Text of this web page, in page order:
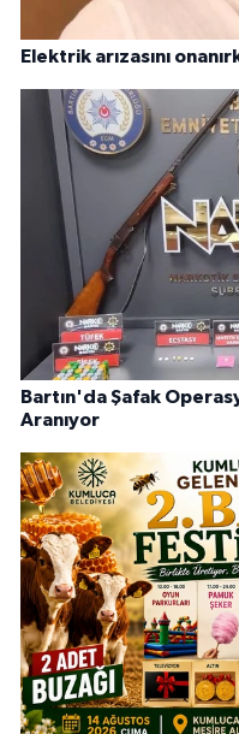
Elektrik arızasını
Bartın'da Şafak
Aranıyor